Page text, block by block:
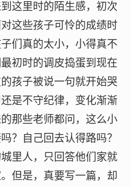
这里时的陌生感，初次
这些孩子可怜的成绩时
们真的太小，小得真不
初时的调皮捣蛋到现在
孩子被说一句就开始哭
是不守纪律，变化渐渐
那些老师都问，这么小
？自己回去认得路吗？
里人，只回答他们家就
但是，真要写一篇，却